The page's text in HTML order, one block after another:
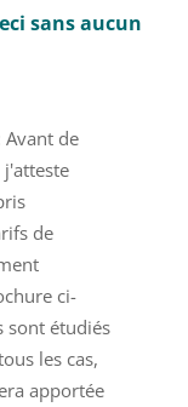
sans aucun
Avant de
j'atteste
de
ci-
sont étudiés
les cas,
apportée